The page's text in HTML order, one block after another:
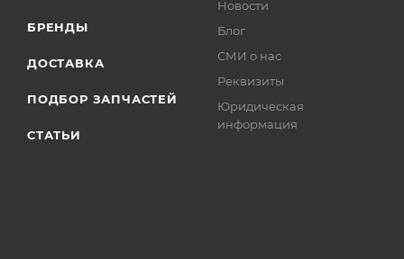
БРЕНДЫ
ДОСТАВКА
ПОДБОР ЗАПЧАСТЕЙ
СТАТЬИ
Новости
Блог
СМИ о нас
Реквизиты
Юридическая
информация